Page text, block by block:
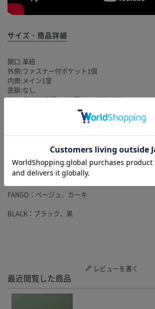
サイズ・商品詳細
開口:革紐
外側:ファスナー付ポケット1個
内側:メイン1室
底鋲:なし
サイズ:W25(底部)～31(最大)×H30×D7cm
ショルダーストラップ:W0.6×L130cm(最長)
マテリアル:スエードプラス(ナイロン60%、ポリ
付属品:ギャランティカード
MORO：ブラウン
FANGO：ベージュ、カーキ
BLACK：ブラック、黒
レビューを書く
最近閲覧した商品